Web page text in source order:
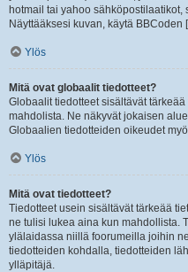
hotmail tai yahoo
Näyttääksesi kuvan, käytä BBCoden
Ylös
Mitä ovat globaalit tiedotteet?
Globaalit tiedotteet sisältävät
mahdolista. Ne näkyvät jokaisen
Globaalien tiedotteiden oikeudet
Ylös
Mitä ovat tiedotteet?
Tiedotteet usein sisältävät tärkeää
ne tulisi lukea aina kun mahdollista.
ylälaidassa niillä foorumeilla joihin
tiedotteiden kohdalla, tiedotteiden
ylläpitäjä.